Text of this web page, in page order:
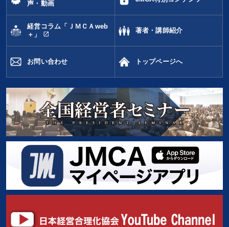
声・動画
経営コラム「ＪＭＣＡweb
＋」
open_in_new
著者・講師紹介
お問い合わせ トップページへ